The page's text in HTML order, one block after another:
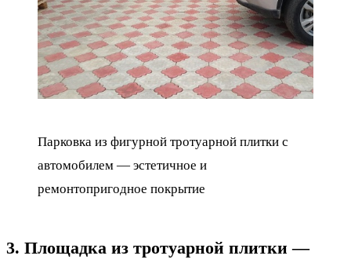
Парковка из фигурной тротуарной плитки с
автомобилем — эстетичное и
ремонтопригодное покрытие
3. Площадка из тротуарной плитки —